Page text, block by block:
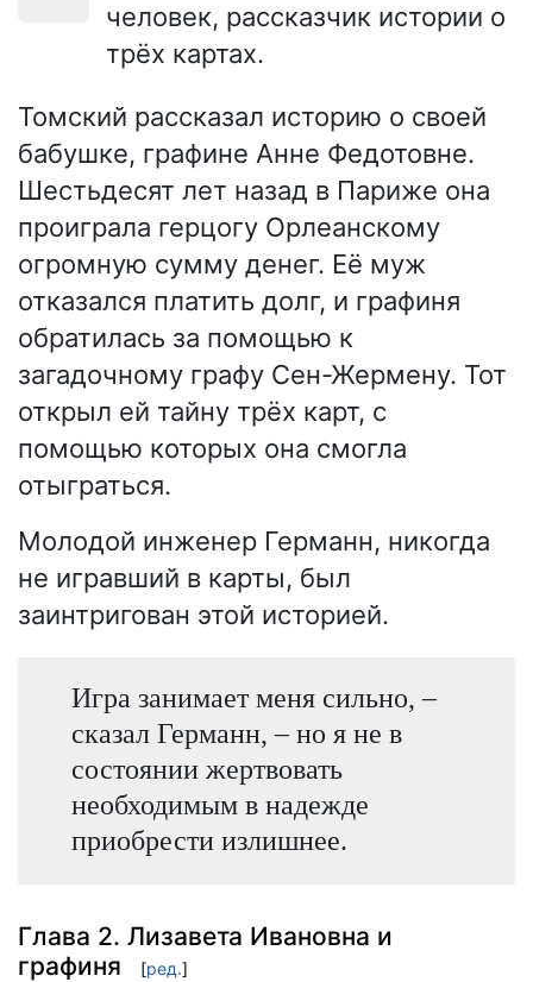
человек, рассказчик истории о
трёх картах.
Томский рассказал историю о своей
бабушке, графине Анне Федотовне.
Шестьдесят лет назад в Париже она
проиграла герцогу Орлеанскому
огромную сумму денег. Её муж
отказался платить долг, и графиня
обратилась за помощью к
загадочному графу Сен-Жермену. Тот
открыл ей тайну трёх карт, с
помощью которых она смогла
отыграться.
Молодой инженер Германн, никогда
не игравший в карты, был
заинтригован этой историей.
Игра занимает меня сильно, –
сказал Германн, – но я не в
состоянии жертвовать
необходимым в надежде
приобрести излишнее.
Глава 2. Лизавета Ивановна и
графиня
[ред.]